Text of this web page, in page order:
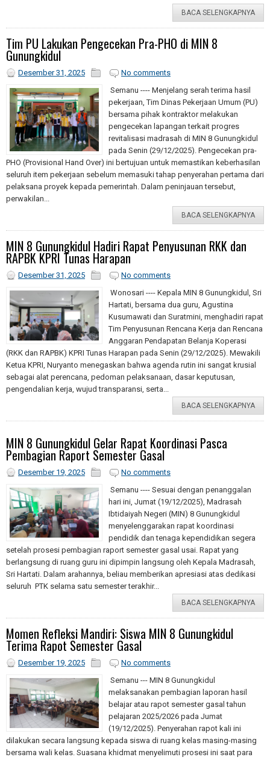
BACA SELENGKAPNYA
Tim PU Lakukan Pengecekan Pra-PHO di MIN 8
Gunungkidul
Desember 31, 2025
No comments
Semanu ---- Menjelang serah terima hasil
pekerjaan, Tim Dinas Pekerjaan Umum (PU)
bersama pihak kontraktor melakukan
pengecekan lapangan terkait progres
revitalisasi madrasah di MIN 8 Gunungkidul
pada Senin (29/12/2025). Pengecekan pra-
PHO (Provisional Hand Over) ini bertujuan untuk memastikan keberhasilan
seluruh item pekerjaan sebelum memasuki tahap penyerahan pertama dari
pelaksana proyek kepada pemerintah. Dalam peninjauan tersebut,
perwakilan...
BACA SELENGKAPNYA
MIN 8 Gunungkidul Hadiri Rapat Penyusunan RKK dan
RAPBK KPRI Tunas Harapan
Desember 31, 2025
No comments
Wonosari ---- Kepala MIN 8 Gunungkidul, Sri
Hartati, bersama dua guru, Agustina
Kusumawati dan Suratmini, menghadiri rapat
Tim Penyusunan Rencana Kerja dan Rencana
Anggaran Pendapatan Belanja Koperasi
(RKK dan RAPBK) KPRI Tunas Harapan pada Senin (29/12/2025). Mewakili
Ketua KPRI, Nuryanto menegaskan bahwa agenda rutin ini sangat krusial
sebagai alat perencana, pedoman pelaksanaan, dasar keputusan,
pengendalian kerja, wujud transparansi, serta...
BACA SELENGKAPNYA
MIN 8 Gunungkidul Gelar Rapat Koordinasi Pasca
Pembagian Raport Semester Gasal
Desember 19, 2025
No comments
Semanu ---- Sesuai dengan penanggalan
hari ini, Jumat (19/12/2025), Madrasah
Ibtidaiyah Negeri (MIN) 8 Gunungkidul
menyelenggarakan rapat koordinasi
pendidik dan tenaga kependidikan segera
setelah prosesi pembagian raport semester gasal usai. Rapat yang
berlangsung di ruang guru ini dipimpin langsung oleh Kepala Madrasah,
Sri Hartati. Dalam arahannya, beliau memberikan apresiasi atas dedikasi
seluruh PTK selama satu semester terakhir...
BACA SELENGKAPNYA
Momen Refleksi Mandiri: Siswa MIN 8 Gunungkidul
Terima Rapot Semester Gasal
Desember 19, 2025
No comments
Semanu --- MIN 8 Gunungkidul
melaksanakan pembagian laporan hasil
belajar atau rapot semester gasal tahun
pelajaran 2025/2026 pada Jumat
(19/12/2025). Penyerahan rapot kali ini
dilakukan secara langsung kepada siswa di ruang kelas masing-masing
bersama wali kelas. Suasana khidmat menyelimuti prosesi ini saat para